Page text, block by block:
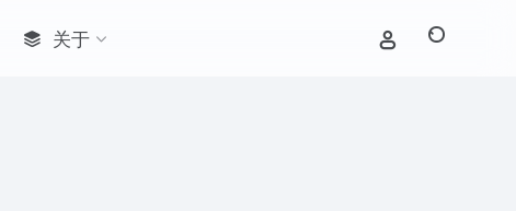
关于